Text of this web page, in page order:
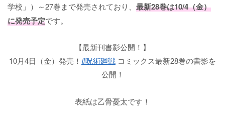
学校」）～27巻まで発売されており、 最新28巻は10/4（金）
に発売予定です。
【最新刊書影公開！】
10月4日（金）発売！ #呪術廻戦 コミックス最新28巻の書影を
公開！
表紙は乙骨憂太です！